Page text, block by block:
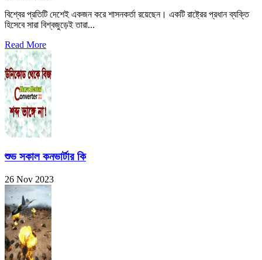
বিশ্বের প্রতিটি দেশেই একজন করে শাসনকর্তা রয়েছেন। একটি রাষ্ট্রের প্রধান ব্যক্তি
হিসেবে সারা বিশ্বজুড়েই তারা...
Read More
শুভ সকাল কনভার্টার কি
26 Nov 2023